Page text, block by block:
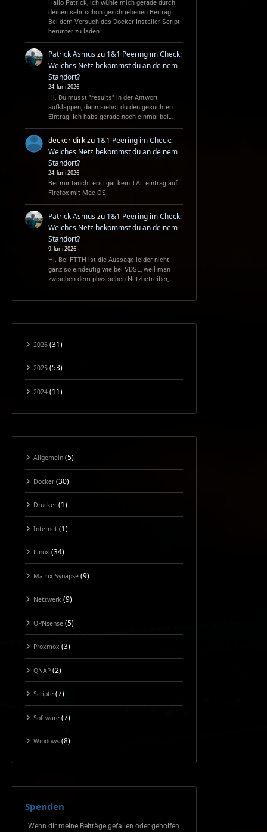
Hallo Patrick, ich wühle mich gerade durch
deinen sehr schön geschriebenen Beitrag.
Bei dem Versuch das Docker-Installer-Script
herunter zu laden…
Patrick Asmuszu 1&1 Peering im Check:
Welches Netz bekommst du an deinem
Standort?
24. Juni 2026
Hi. Du musst "results" in der Antwort
aufklappen, dann siehst du den gesuchten
Eintrag. Ich habs gerade noch einmal bei…
decker dirkzu 1&1 Peering im Check:
Welches Netz bekommst du an deinem
Standort?
24. Juni 2026
Bei mir taucht erst gar kein TAL eintrag auf.
Firefox mit Mac OS.
Patrick Asmuszu 1&1 Peering im Check:
Welches Netz bekommst du an deinem
Standort?
9. Juni 2026
Hi. Bei FTTH ist die Aussage leider nicht
ganz so eindeutig wie bei VDSL, weil man
zwischen dem physischen Netzbetreiber,…
2026(31)
2025(53)
2024(11)
Allgemein(5)
Docker(30)
Drucker(1)
Internet(1)
Linux (34)
Matrix-Synapse(9)
Netzwerk(9)
OPNsense(5)
Proxmox (3)
QNAP(2)
Scripte(7)
Software(7)
Windows(8)
Spenden
Wenn dir meine Beiträge gefallen oder geholfen